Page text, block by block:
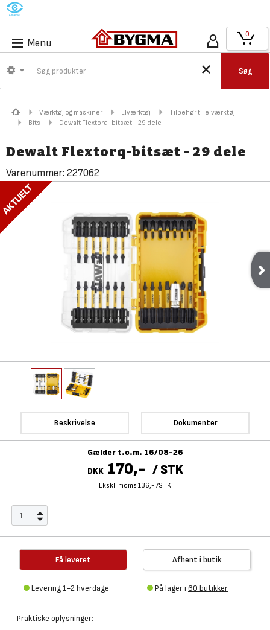
M
Menu
Søg
0
Værktøj og maskiner Elværktøj
Tilbehør til elværktøj
Bits
Dewalt Flextorq-bitsæt - 29 dele
Dewalt Flextorq-bitsæt - 29 dele
Varenummer: 227062
Beskrivelse Dokumenter
Gælder t.o.m. 16/08-26
DKK 170,- / STK
Ekskl. moms 136,- /STK
Få leveret
Levering 1-2 hverdage
Afhent i butik
På lager i 60 butikker
Praktiske oplysninger: